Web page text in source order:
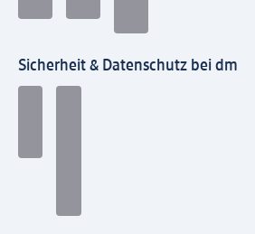
Sicherheit & Datenschutz bei dm